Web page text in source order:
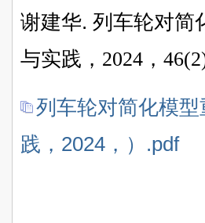
谢建华. 列车轮对简
与实践，2024，
列车轮对简化模
践，2024，）.pdf